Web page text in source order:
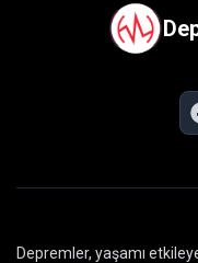
Depremler, yaşamı